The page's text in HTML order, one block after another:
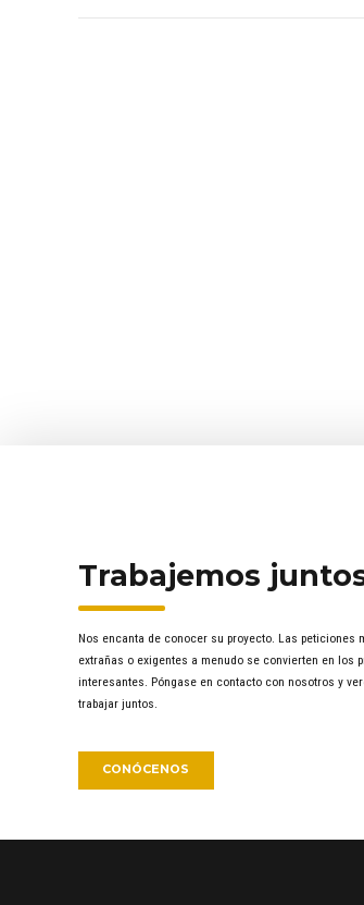
Trabajemos
Nos encanta de conocer su proyecto. Las peticiones
extrañas o exigentes a menudo se convierten en los
interesantes. Póngase en contacto con nosotros y
trabajar juntos.
CONÓCENOS